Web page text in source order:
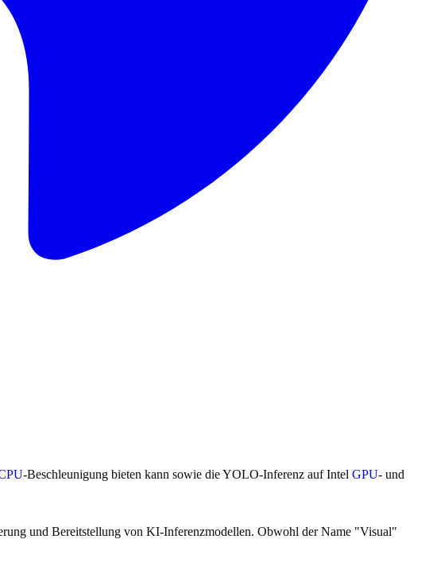
-Beschleunigung bieten kann sowie die YOLO-Inferenz auf Intel GPU- und
und Bereitstellung von KI-Inferenzmodellen. Obwohl der Name "Visual"